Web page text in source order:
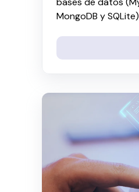
MongoDB y